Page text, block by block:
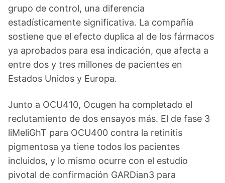
grupo de control, una diferencia
estadísticamente significativa. La compañía
sostiene que el efecto duplica al de los fármacos
ya aprobados para esa indicación, que afecta a
entre dos y tres millones de pacientes en
Estados Unidos y Europa.
Junto a OCU410, Ocugen ha completado el
reclutamiento de dos ensayos más. El de fase 3
liMeliGhT para OCU400 contra la retinitis
pigmentosa ya tiene todos los pacientes
incluidos, y lo mismo ocurre con el estudio
pivotal de confirmación GARDian3 para